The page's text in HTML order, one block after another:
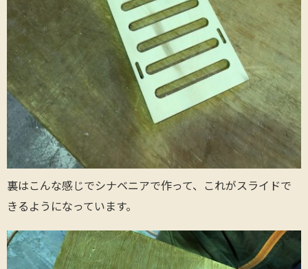
裏はこんな感じでシナベニアで作って、これがスライドで
きるようになっています。